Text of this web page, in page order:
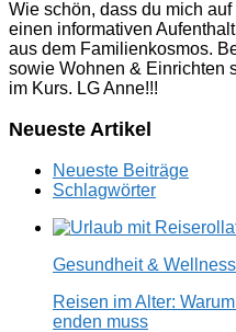
Wie schön, dass du mich
einen informativen
aus dem Familienkosmos.
sowie Wohnen & Einrichten
im Kurs. LG Anne!!!
Neueste Artikel
Neueste Beiträge
Schlagwörter
Gesundheit & Wellness
Reisen im Alter:
enden muss